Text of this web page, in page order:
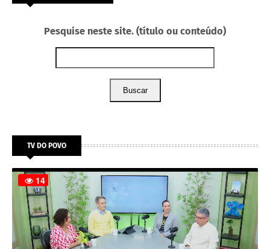
Pesquise neste site. (título ou conteúdo)
Buscar
TV DO POVO